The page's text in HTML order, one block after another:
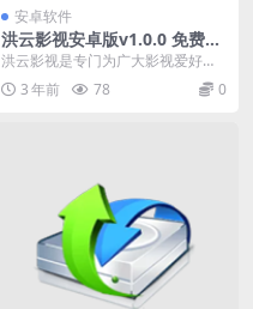
安卓软件
洪云影视安卓版v1.0.0 免费观
看各种高清高画质影视
洪云影视是专门为广大影视爱好者
打造的观影神器。 您可以在这里搜
索或找到您想观看的...
3 年前 78 0